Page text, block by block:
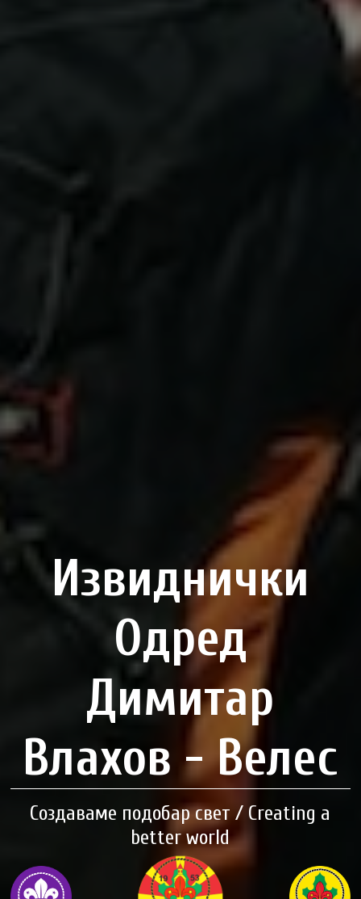
Извиднички
Одред
Димитар
Влахов - Велес
Создаваме подобар свет / Creating a
better world